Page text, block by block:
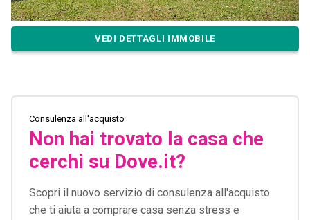
VEDI DETTAGLI IMMOBILE
Consulenza all'acquisto
Non hai trovato la casa che
cerchi su Dove.it?
Scopri il nuovo servizio di consulenza all'acquisto
che ti aiuta a comprare casa senza stress e